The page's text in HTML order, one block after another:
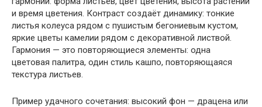
и время цветения. Контраст создаёт динамику: тонкие
листья колеуса рядом с пушистым бегониевым кустом,
яркие цветы камелии рядом с декоративной листвой.
Гармония — это повторяющиеся элементы: одна
цветовая палитра, один стиль кашпо, повторяющаяся
текстура листьев.
Пример удачного сочетания: высокий фон — драцена или